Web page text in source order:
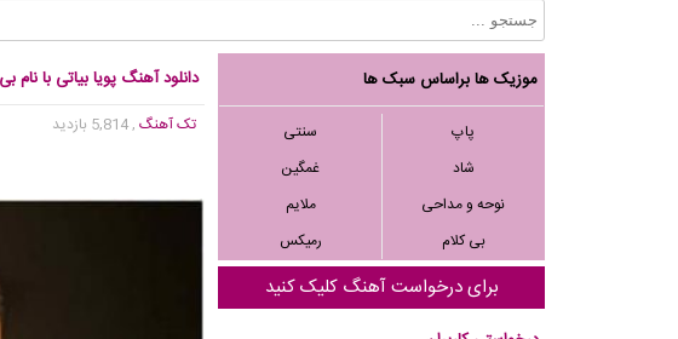
موزیک ها براساس سبک ها
پاپ
سنتی
شاد
غمگین
نوحه و مداحی
ملایم
بی کلام
رمیکس
برای درخواست آهنگ کلیک کنید
دانلود آهنگ پویا بیاتی با نام
تک آهنگ, 5,814 بازدید